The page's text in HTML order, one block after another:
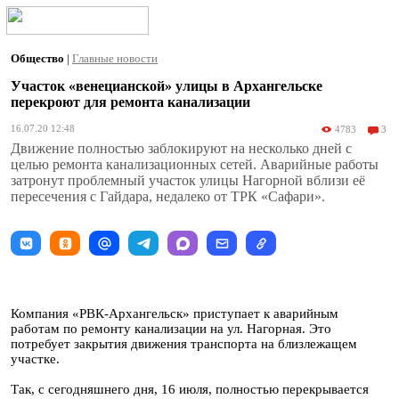
Общество | Главные новости
Участок «венецианской» улицы в Архангельске
перекроют для ремонта канализации
16.07.20 12:48 4783 3
Движение полностью заблокируют на несколько дней с
целью ремонта канализационных сетей. Аварийные работы
затронут проблемный участок улицы Нагорной вблизи её
пересечения с Гайдара, недалеко от ТРК «Сафари».
Компания «РВК-Архангельск» приступает к аварийным
работам по ремонту канализации на ул. Нагорная. Это
потребует закрытия движения транспорта на близлежащем
участке.
Так, с сегодняшнего дня, 16 июля, полностью перекрывается